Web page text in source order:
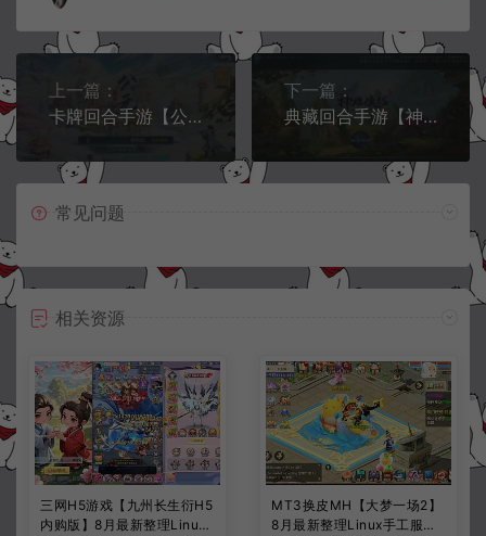
上一篇：
卡牌回合手游【公元莽荒纪内购版】5月最新整理Win一键服务端+管理后台+安卓苹果双端+详细搭建教程
下一篇：
典藏回合手游【神雕侠侣打金版】5月最新整理Linux手工服务端+GM授权后台+安卓苹果双端+详细搭建教程
常见问题
相关资源
三网H5游戏【九州长生衍H5
内购版】8月最新整理Linux
MT3换皮MH【大梦一场2】
8月最新整理Linux手工服务